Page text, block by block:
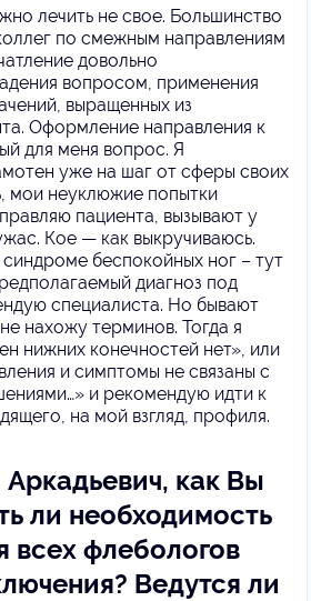
лечить не свое. Большинство
по смежным направлениям
довольно
вопросом, применения
выращенных из
Оформление направления к
для меня вопрос. Я
уже на шаг от сферы своих
мои неуклюжие попытки
пациента, вызывают у
Кое — как выкручиваюсь.
беспокойных ног – тут
диагноз под
специалиста. Но бывают
нахожу терминов. Тогда я
нижних конечностей нет», или
и симптомы не связаны с
и рекомендую идти к
на мой взгляд, профиля.
Аркадьевич, как Вы
ли необходимость
всех флебологов
Ведутся ли